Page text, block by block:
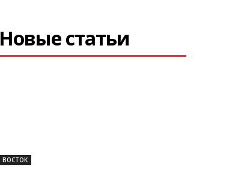
Новые статьи
ВОСТОК